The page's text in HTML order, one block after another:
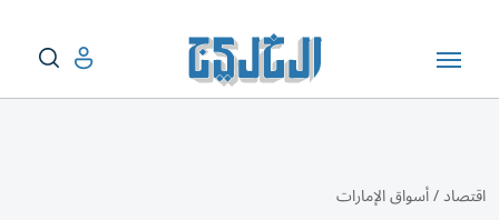
اقتصاد/أسواق الإمارات